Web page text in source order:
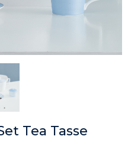
Tea Tasse